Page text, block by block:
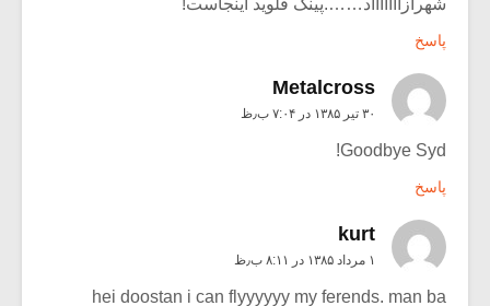
پاسخ
Metalcross
۳۰ تیر ۱۳۸۵ در ۷:۰۴ ب٫ظ
Goodbye Syd!
پاسخ
kurt
۱ مرداد ۱۳۸۵ در ۸:۱۱ ب٫ظ
hei doostan i can flyyyyyy my ferends. man ba